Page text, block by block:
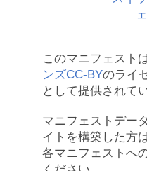
このマニフェストは
ンズCC-BYのライ
として提供されて
マニフェストデー
イトを構築した方は
各マニフェストへ